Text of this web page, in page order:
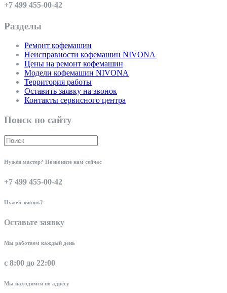
+7 499 455-00-42
Разделы
Ремонт кофемашин
Неисправности кофемашин NIVONA
Цены на ремонт кофемашин
Модели кофемашин NIVONA
Территория работы
Оставить заявку на звонок
Контакты сервисного центра
Поиск по сайту
Нужен мастер? Позвоните нам сейчас
+7 499 455-00-42
Нужен звонок?
Оставьте заявку
Мы работаем каждый день
с 8:00 до 22:00
Мы находимся по адресу